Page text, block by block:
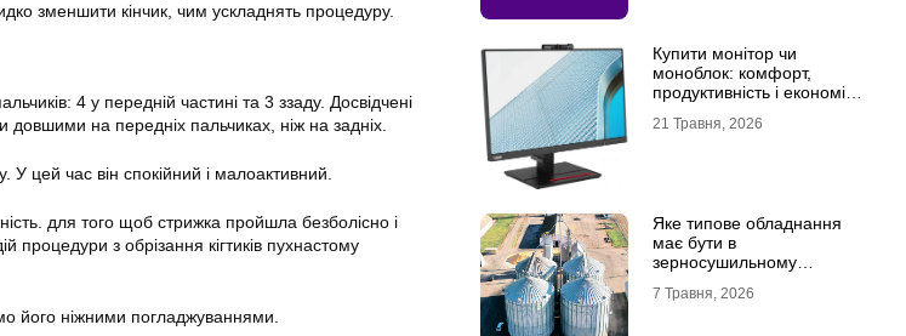
зменшити кінчик, чим ускладнять процедуру.
4 у передній частині та 3 ззаду. Досвідчені
довшими на передніх пальчиках, ніж на задніх.
У цей час він спокійний і малоактивний.
для того щоб стрижка пройшла безболісно і
процедури з обрізання кігтиків пухнастому
його ніжними погладжуваннями.
Купити монітор чи
моноблок: комфорт,
продуктивність і економія
21 Травня, 2026
Яке типове обладнання
має бути в
зерносушильному
7 Травня, 2026